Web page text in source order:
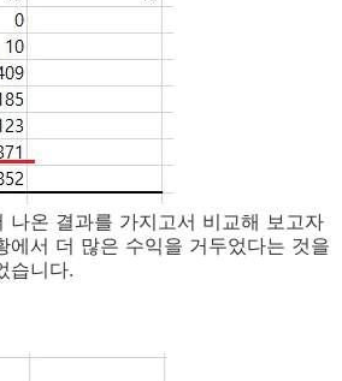
온 결과를 가지고서 비교해 보고자
서 더 많은 수익을 거두었다는 것을
습니다.